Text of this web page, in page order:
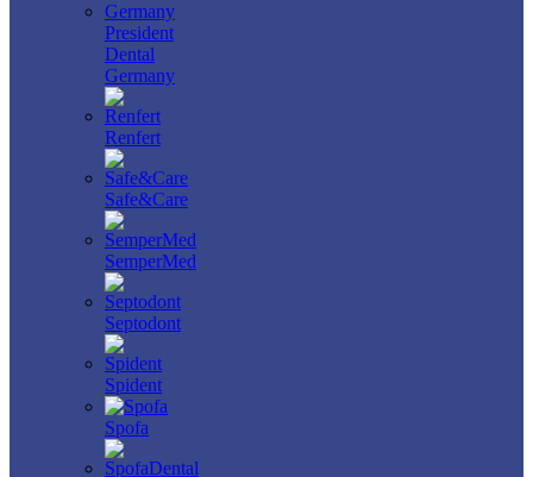
President
Dental
Germany
Renfert
Safe&Care
SemperMed
Septodont
Spident
Spofa